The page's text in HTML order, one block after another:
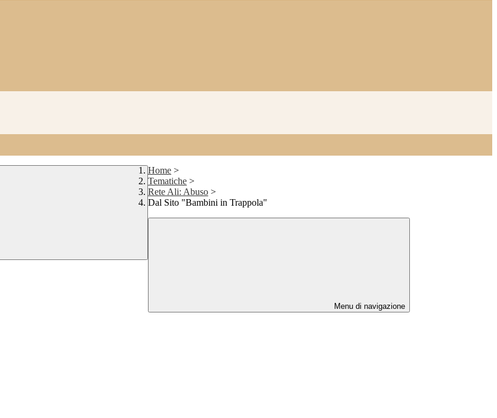
Home >
Tematiche >
Rete Ali: Abuso >
Dal Sito "Bambini in Trappola"
Menu di navigazione